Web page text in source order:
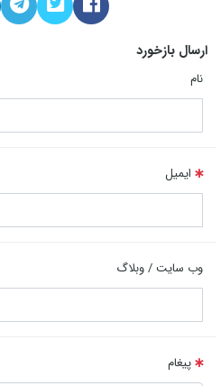
ارسال بازخورد
نام
ایمیل
وب سایت / وبلاگ
پیغام